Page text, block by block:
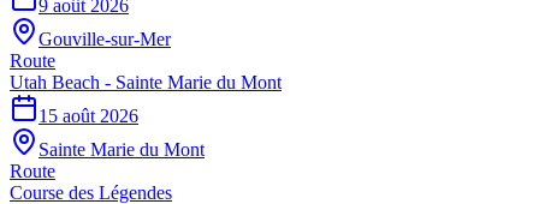
9 août 2026
Gouville-sur-Mer
Route
Utah Beach - Sainte Marie du Mont
15 août 2026
Sainte Marie du Mont
Route
Course des Légendes